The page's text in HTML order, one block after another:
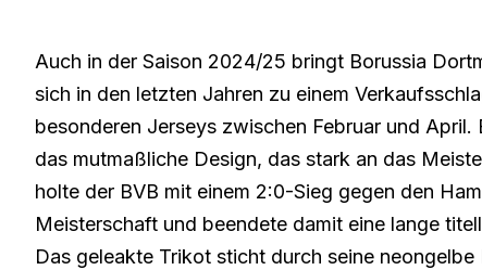
Auch in der Saison 2024/25 bringt Borussia
sich in den letzten Jahren zu einem
besonderen Jerseys zwischen Februar und April.
das mutmaßliche Design, das stark an das
holte der BVB mit einem 2:0-Sieg gegen den
Meisterschaft und beendete damit eine lange
Das geleakte Trikot sticht durch seine